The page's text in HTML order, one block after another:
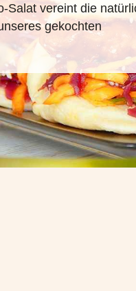
Salat vereint die
gekochten